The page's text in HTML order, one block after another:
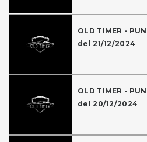
OLD TIMER -
del 21/12/2024
OLD TIMER -
del 20/12/2024